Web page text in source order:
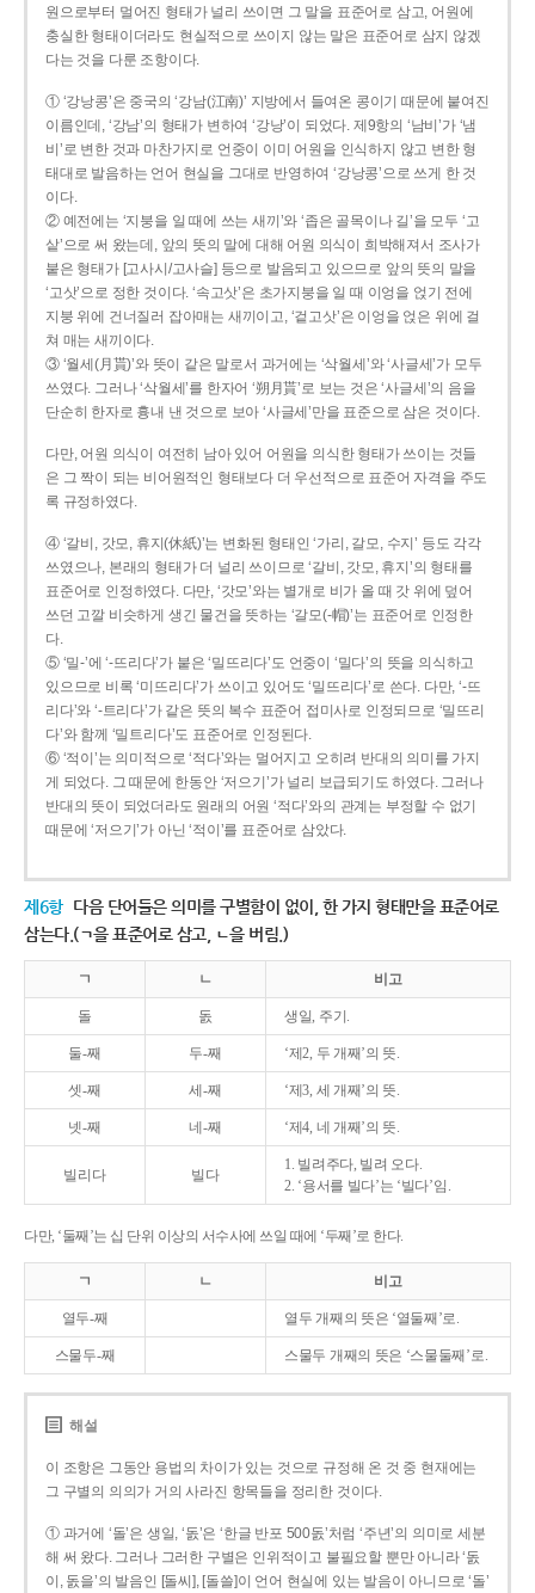
원으로부터 멀어진 형태가 널리 쓰이면 그 말을 표준어로 삼고, 어원에
충실한 형태이더라도 현실적으로 쓰이지 않는 말은 표준어로 삼지 않겠
다는 것을 다룬 조항이다.
① ‘강낭콩’은 중국의 ‘강남(江南)’ 지방에서 들여온 콩이기 때문에 붙여진
이름인데, ‘강남’의 형태가 변하여 ‘강낭’이 되었다. 제9항의 ‘남비’가 ‘냄
비’로 변한 것과 마찬가지로 언중이 이미 어원을 인식하지 않고 변한 형
태대로 발음하는 언어 현실을 그대로 반영하여 ‘강낭콩’으로 쓰게 한 것
이다.
② 예전에는 ‘지붕을 일 때에 쓰는 새끼’와 ‘좁은 골목이나 길’을 모두 ‘고
샅’으로 써 왔는데, 앞의 뜻의 말에 대해 어원 의식이 희박해져서 조사가
붙은 형태가 [고사시/고사슬] 등으로 발음되고 있으므로 앞의 뜻의 말을
‘고삿’으로 정한 것이다. ‘속고삿’은 초가지붕을 일 때 이엉을 얹기 전에
지붕 위에 건너질러 잡아매는 새끼이고, ‘겉고삿’은 이엉을 얹은 위에 걸
쳐 매는 새끼이다.
③ ‘월세(月貰)’와 뜻이 같은 말로서 과거에는 ‘삭월세’와 ‘사글세’가 모두
쓰였다. 그러나 ‘삭월세’를 한자어 ‘朔月貰’로 보는 것은 ‘사글세’의 음을
단순히 한자로 흉내 낸 것으로 보아 ‘사글세’만을 표준으로 삼은 것이다.
다만, 어원 의식이 여전히 남아 있어 어원을 의식한 형태가 쓰이는 것들
은 그 짝이 되는 비어원적인 형태보다 더 우선적으로 표준어 자격을 주도
록 규정하였다.
④ ‘갈비, 갓모, 휴지(休紙)’는 변화된 형태인 ‘가리, 갈모, 수지’ 등도 각각
쓰였으나, 본래의 형태가 더 널리 쓰이므로 ‘갈비, 갓모, 휴지’의 형태를
표준어로 인정하였다. 다만, ‘갓모’와는 별개로 비가 올 때 갓 위에 덮어
쓰던 고깔 비슷하게 생긴 물건을 뜻하는 ‘갈모(-帽)’는 표준어로 인정한
다.
⑤ ‘밀-’에 ‘-뜨리다’가 붙은 ‘밀뜨리다’도 언중이 ‘밀다’의 뜻을 의식하고
있으므로 비록 ‘미뜨리다’가 쓰이고 있어도 ‘밀뜨리다’로 쓴다. 다만, ‘-뜨
리다’와 ‘-트리다’가 같은 뜻의 복수 표준어 접미사로 인정되므로 ‘밀뜨리
다’와 함께 ‘밀트리다’도 표준어로 인정된다.
⑥ ‘적이’는 의미적으로 ‘적다’와는 멀어지고 오히려 반대의 의미를 가지
게 되었다. 그 때문에 한동안 ‘저으기’가 널리 보급되기도 하였다. 그러나
반대의 뜻이 되었더라도 원래의 어원 ‘적다’와의 관계는 부정할 수 없기
때문에 ‘저으기’가 아닌 ‘적이’를 표준어로 삼았다.
제6항 다음 단어들은 의미를 구별함이 없이, 한 가지 형태만을 표준어로
삼는다.(ㄱ을 표준어로 삼고, ㄴ을 버림.)
ㄱ ㄴ 비고
돌 돐 생일, 주기.
둘-째 두-째 ‘제2, 두 개째’의 뜻.
셋-째 세-째 ‘제3, 세 개째’의 뜻.
넷-째 네-째 ‘제4, 네 개째’의 뜻.
빌리다 빌다
1. 빌려주다, 빌려 오다.
2. ‘용서를 빌다’는 ‘빌다’임.
다만, ‘둘째’는 십 단위 이상의 서수사에 쓰일 때에 ‘두째’로 한다.
ㄱ ㄴ 비고
열두-째 열두 개째의 뜻은 ‘열둘째’로.
스물두-째 스물두 개째의 뜻은 ‘스물둘째’로.
해설
이 조항은 그동안 용법의 차이가 있는 것으로 규정해 온 것 중 현재에는
그 구별의 의의가 거의 사라진 항목들을 정리한 것이다.
① 과거에 ‘돌’은 생일, ‘돐’은 ‘한글 반포 500돐’처럼 ‘주년’의 의미로 세분
해 써 왔다. 그러나 그러한 구별은 인위적이고 불필요할 뿐만 아니라 ‘돐
이, 돐을’의 발음인 [돌씨], [돌쓸]이 언어 현실에 있는 발음이 아니므로 ‘돌’